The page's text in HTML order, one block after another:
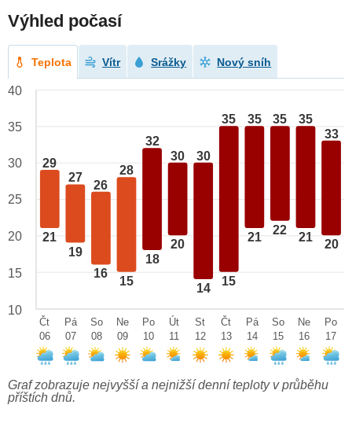
Výhled počasí
Teplota Vítr Srážky Nový sníh
29
21
27
19
26
16
28
15
32
18
30
20
30
14
35
15
35
21
35
22
35
21
33
20
40
35
30
25
20
15
10
Čt
06
Pá
07
So
08
Ne
09
Po
10
Út
11
St
12
Čt
13
Pá
14
So
15
Ne
16
Po
17
Graf zobrazuje nejvyšší a nejnižší denní teploty v průběhu
příštích dnů.